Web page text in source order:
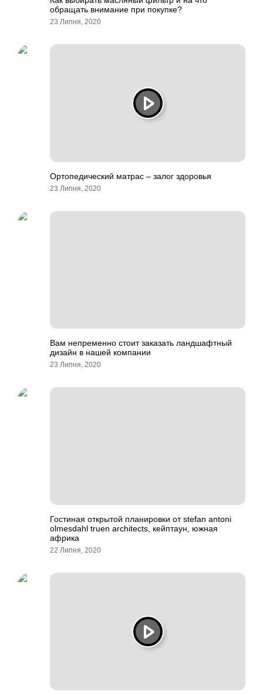
обращать внимание при покупке?
23 Липня, 2020
Ортопедический матрас – залог здоровья
23 Липня, 2020
Вам непременно стоит заказать ландшафтный
дизайн в нашей компании
23 Липня, 2020
Гостиная открытой планировки от stefan antoni
olmesdahl truen architects, кейптаун, южная
африка
22 Липня, 2020